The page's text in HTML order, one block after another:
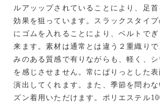
ルアッップされていることにより、足
効果を狙っています。スラックスタイ
にゴムを入れることにより、ベルトで
来ます。素材は通常とは違う２重織り
みのある質感で有りながらも、軽く、
を感じさせません。常にぱりっとした
演出してくれます。また、季節を問わ
ズン着用いただけます。ポリエステル